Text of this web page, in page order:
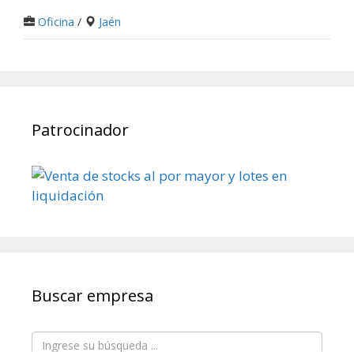
Oficina / Jaén
Patrocinador
Buscar empresa